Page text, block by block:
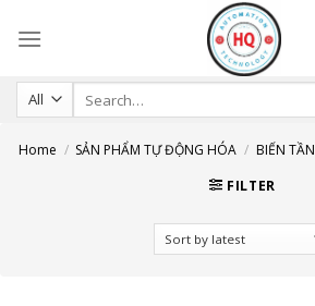
for:
Home / SẢN PHẨM TỰ ĐỘNG HÓA / BIẾN TẦN
FILTER